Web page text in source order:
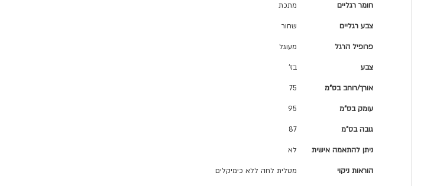
חומר רגליים מתכת
צבע רגליים שחור
פרופיל הרגל מעוגל
צבע בז'
אורך/רוחב בס"מ 75
עומק בס"מ 95
גובה בס"מ 87
ניתן להתאמה אישית לא
הוראות ניקוי מטלית לחה ללא כימיקלים